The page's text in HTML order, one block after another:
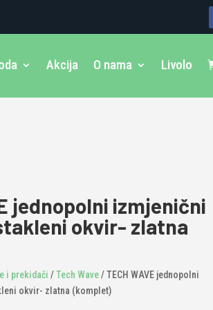
Akcija O nama Livolo
jednopolni izmjenični
okvir- zlatna
i prekidači /Tech Wave/ TECH WAVE jednopolni
okvir- zlatna (komplet)